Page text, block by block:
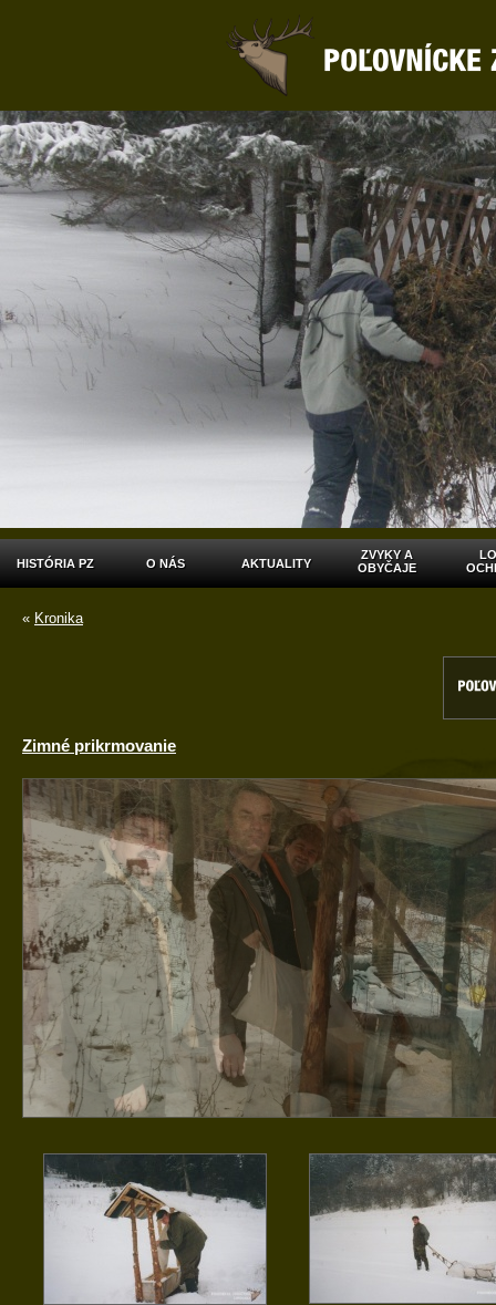
HISTÓRIA PZ O NÁS AKTUALITY
ZVYKY A
OBYČAJE
« Kronika
Zimné prikrmovanie